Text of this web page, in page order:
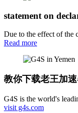
statement on
Due to the effect of the
Read more
教你下载老王加
G4S is the world's
visit g4s.com